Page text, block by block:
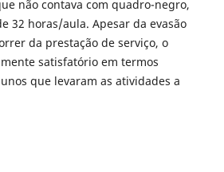
não contava com quadro-negro,
32 horas/aula. Apesar da evasão
da prestação de serviço, o
satisfatório em termos
que levaram as atividades a